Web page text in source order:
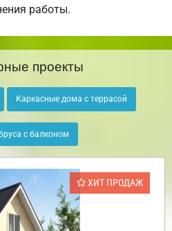
работы.
проекты
Каркасные дома с террасой
с балконом
ХИТ ПРОДАЖ